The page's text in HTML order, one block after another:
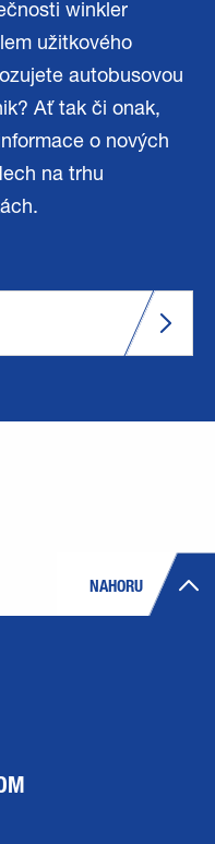
winkler
užitkového
autobusovou
Ať tak či onak,
o nových
na trhu
NAHORU